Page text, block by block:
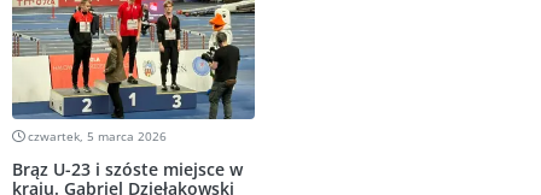
czwartek, 5 marca 2026
Brąz U-23 i szóste miejsce w
kraju. Gabriel Dziełakowski